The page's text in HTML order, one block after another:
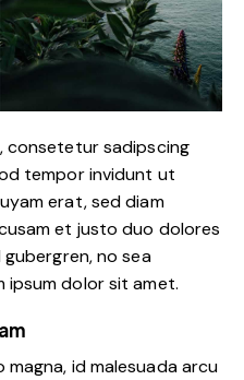
consetetur sadipscing
tempor invidunt ut
erat, sed diam
et justo duo dolores
no sea
ipsum dolor sit amet.
id malesuada arcu